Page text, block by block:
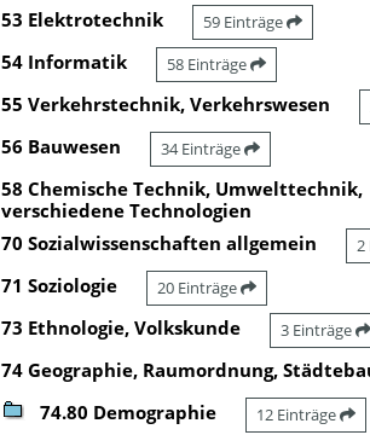
53 Elektrotechnik 59 Einträge
54 Informatik 58 Einträge
55 Verkehrstechnik, Verkehrswesen
56 Bauwesen 34 Einträge
58 Chemische Technik, Umwelttechnik,
verschiedene Technologien
70 Sozialwissenschaften allgemein 2
71 Soziologie 20 Einträge
73 Ethnologie, Volkskunde 3 Einträge
74 Geographie, Raumordnung,
74.80 Demographie 12 Einträge